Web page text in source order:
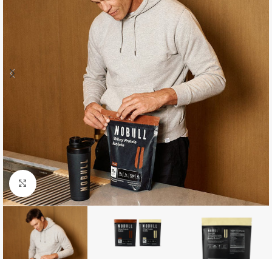
Zum Vergrößern klicken